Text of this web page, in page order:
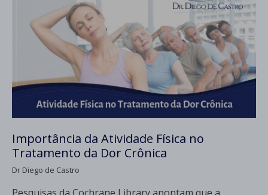
Importância da Atividade Física no
Tratamento da Dor Crônica
Dr Diego de Castro